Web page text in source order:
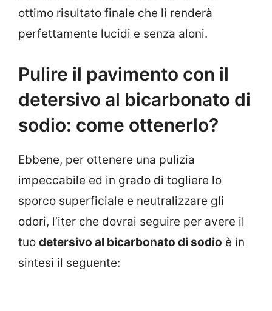
ottimo risultato finale che li renderà
perfettamente lucidi e senza aloni.
Pulire il pavimento con il
detersivo al bicarbonato di
sodio: come ottenerlo?
Ebbene, per ottenere una pulizia
impeccabile ed in grado di togliere lo
sporco superficiale e neutralizzare gli
odori, l’iter che dovrai seguire per avere il
tuo detersivo al bicarbonato di sodio è in
sintesi il seguente: